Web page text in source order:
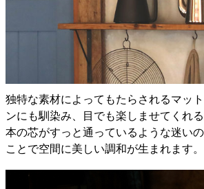
独特な素材によってもたらされるマッ
ンにも馴染み、目でも楽しませてくれ
本の芯がすっと通っているような迷い
ことで空間に美しい調和が生まれます。